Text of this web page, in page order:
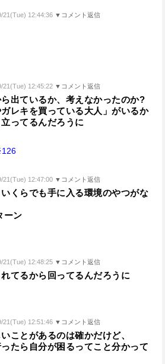
21(Tue) 12:44:36 ▼コメント返信
21(Tue) 12:45:22 ▼コメント返信
出ているか、考えなかったのか?
ガレキを買っている大人」がいるか
ってるんだろうに
21(Tue) 12:47:00 ▼コメント返信
くらでも手に入る環境のやつがな
ーン
21(Tue) 12:48:25 ▼コメント返信
てるから回ってるんだろうに
21(Tue) 12:51:46 ▼コメント返信
ことがあるのは確かだけど、
たら自分が困るってこと分かって